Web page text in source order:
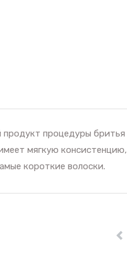
процедуры
мягкую
короткие волоски.